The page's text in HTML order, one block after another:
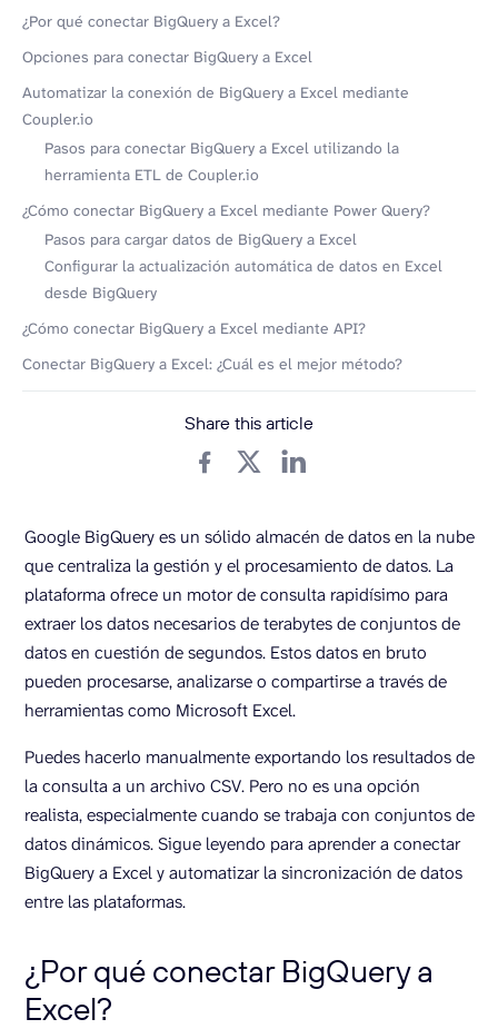
¿Por qué conectar BigQuery a Excel?
Opciones para conectar BigQuery a Excel
Automatizar la conexión de BigQuery a Excel mediante
Coupler.io
Pasos para conectar BigQuery a Excel utilizando la
herramienta ETL de Coupler.io
¿Cómo conectar BigQuery a Excel mediante Power Query?
Pasos para cargar datos de BigQuery a Excel
Configurar la actualización automática de datos en Excel
desde BigQuery
¿Cómo conectar BigQuery a Excel mediante API?
Conectar BigQuery a Excel: ¿Cuál es el mejor método?
Share this article
Google BigQuery es un sólido almacén de datos en la nube
que centraliza la gestión y el procesamiento de datos. La
plataforma ofrece un motor de consulta rapidísimo para
extraer los datos necesarios de terabytes de conjuntos de
datos en cuestión de segundos. Estos datos en bruto
pueden procesarse, analizarse o compartirse a través de
herramientas como Microsoft Excel.
Puedes hacerlo manualmente exportando los resultados de
la consulta a un archivo CSV. Pero no es una opción
realista, especialmente cuando se trabaja con conjuntos de
datos dinámicos. Sigue leyendo para aprender a conectar
BigQuery a Excel y automatizar la sincronización de datos
entre las plataformas.
¿Por qué conectar BigQuery a
Excel?